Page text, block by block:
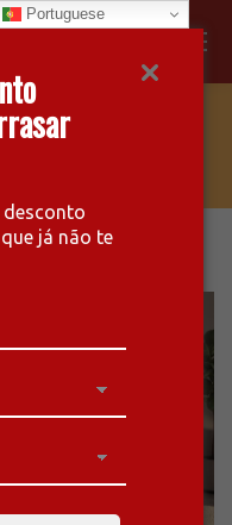
desconto
já não te
opens
window
page
Whatsapp
page
Portuguese